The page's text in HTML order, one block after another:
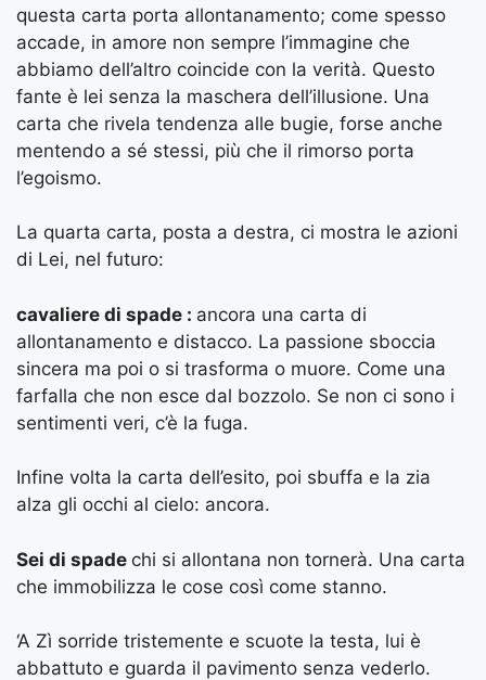
questa carta porta allontanamento; come spesso
accade, in amore non sempre l’immagine che
abbiamo dell’altro coincide con la verità. Questo
fante è lei senza la maschera dell’illusione. Una
carta che rivela tendenza alle bugie, forse anche
mentendo a sé stessi, più che il rimorso porta
l’egoismo.
La quarta carta, posta a destra, ci mostra le azioni
di Lei, nel futuro:
cavaliere di spade : ancora una carta di
allontanamento e distacco. La passione sboccia
sincera ma poi o si trasforma o muore. Come una
farfalla che non esce dal bozzolo. Se non ci sono i
sentimenti veri, c’è la fuga.
Infine volta la carta dell’esito, poi sbuffa e la zia
alza gli occhi al cielo: ancora.
Sei di spade chi si allontana non tornerà. Una carta
che immobilizza le cose così come stanno.
‘A Zì sorride tristemente e scuote la testa, lui è
abbattuto e guarda il pavimento senza vederlo.